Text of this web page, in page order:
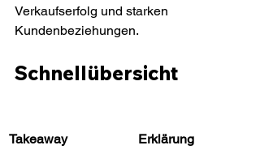
Verkaufserfolg und starken
Kundenbeziehungen.
Schnellübersicht
Takeaway Erklärung